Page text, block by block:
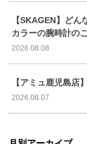
【SKAGEN】ど
カラーの腕時計の
2026.08.08
【アミュ鹿児島
2026.08.07